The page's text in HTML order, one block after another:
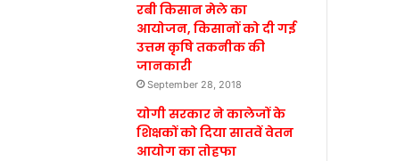
रबी किसान मेले का
आयोजन, किसानों को दी गई
उत्तम कृषि तकनीक की
जानकारी
September 28, 2018
योगी सरकार ने कालेजों के
शिक्षकों को दिया सातवें वेतन
आयोग का तोहफा